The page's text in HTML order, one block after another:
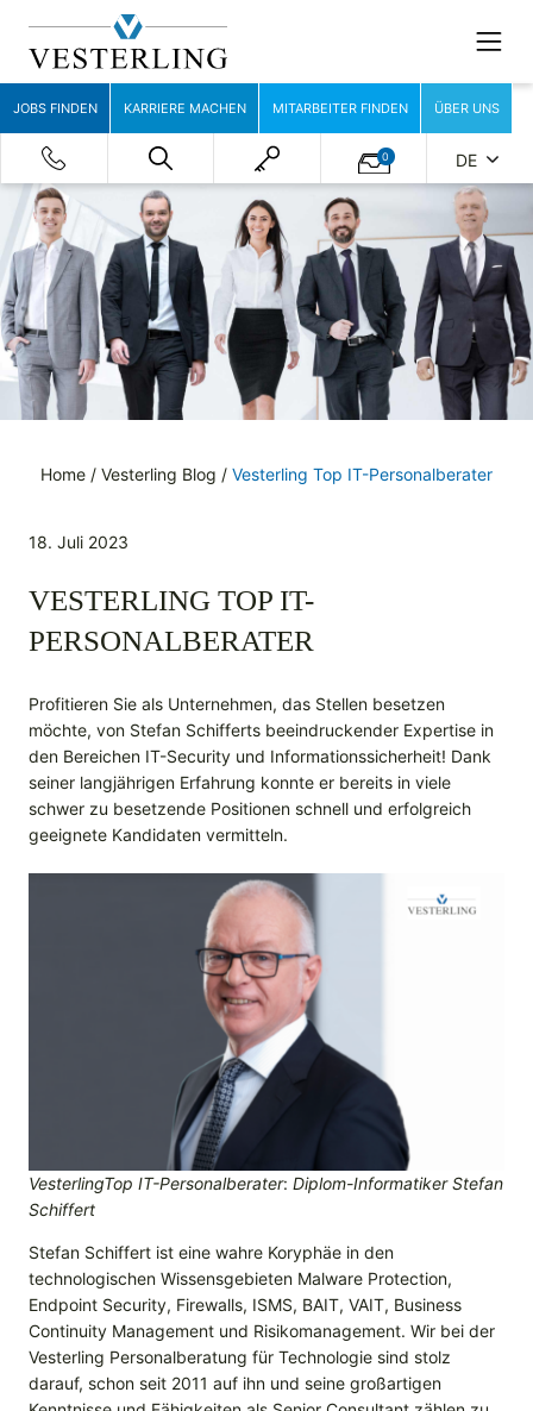
JOBS FINDEN KARRIERE MACHEN MITARBEITER FINDEN ÜBER UNS
0 DE
Home / Vesterling Blog / Vesterling Top IT-Personalberater
18. Juli 2023
VESTERLING TOP IT-
PERSONALBERATER
Profitieren Sie als Unternehmen, das Stellen besetzen
möchte, von Stefan Schifferts beeindruckender Expertise in
den Bereichen IT-Security und Informationssicherheit! Dank
seiner langjährigen Erfahrung konnte er bereits in viele
schwer zu besetzende Positionen schnell und erfolgreich
geeignete Kandidaten vermitteln.
VesterlingTop IT-Personalberater: Diplom-Informatiker Stefan
Schiffert
Stefan Schiffert ist eine wahre Koryphäe in den
technologischen Wissensgebieten Malware Protection,
Endpoint Security, Firewalls, ISMS, BAIT, VAIT, Business
Continuity Management und Risikomanagement. Wir bei der
Vesterling Personalberatung für Technologie sind stolz
darauf, schon seit 2011 auf ihn und seine großartigen